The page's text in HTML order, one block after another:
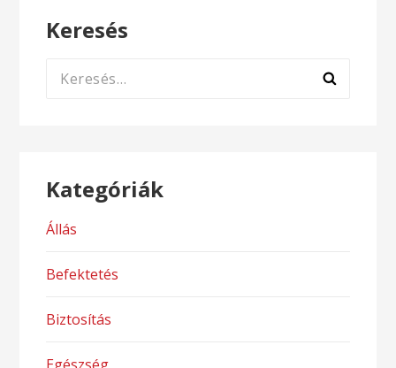
Keresés
Keresés:
Kategóriák
Állás
Befektetés
Biztosítás